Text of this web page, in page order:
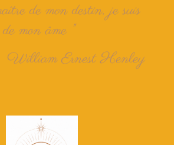
de mon destin, je suis
mon âme "
William Ernest Henley